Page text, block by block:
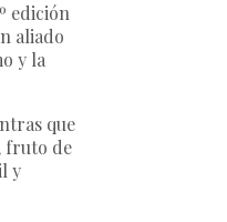
edición
aliado
y la
que
fruto de
y